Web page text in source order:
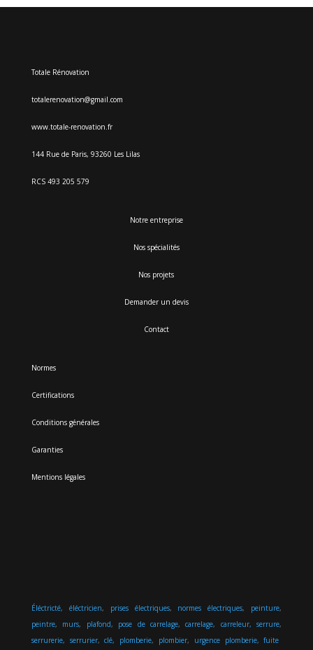
Totale Rénovation
totalerenovation@gmail.com
www.totale-renovation.fr
144 Rue de Paris, 93260 Les Lilas
RCS 493 205 579
Notre entreprise
Nos spécialités
Nos projets
Demander un devis
Contact
Normes
Certifications
Conditions générales
Garanties
Mentions légales
Éléctricté, éléctricien, prises électriques, normes électriques, peinture,
peintre, murs, plafond, pose de carrelage,carrelage, carreleur, serrure,
serrurerie, serrurier,clé, plomberie, plombier, urgence plomberie,fuite